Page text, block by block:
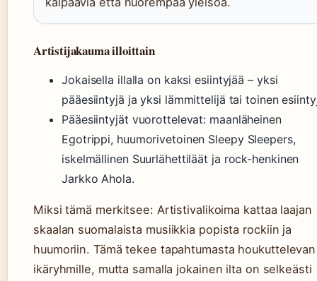
Artistijakauma illoittain
Jokaisella illalla on kaksi esiintyjää – yksi
pääesiintyjä ja yksi lämmittelijä tai toinen
Pääesiintyjät vuorottelevat: maanläheinen
Egotrippi, huumorivetoinen Sleepy Sleepers,
iskelmällinen Suurlähettiläät ja rock-henkinen
Jarkko Ahola.
Miksi tämä merkitsee: Artistivalikoima kattaa laajan
skaalan suomalaista musiikkia popista rockiin ja
huumoriin. Tämä tekee tapahtumasta
ikäryhmille, mutta samalla jokainen ilta on selkeästi